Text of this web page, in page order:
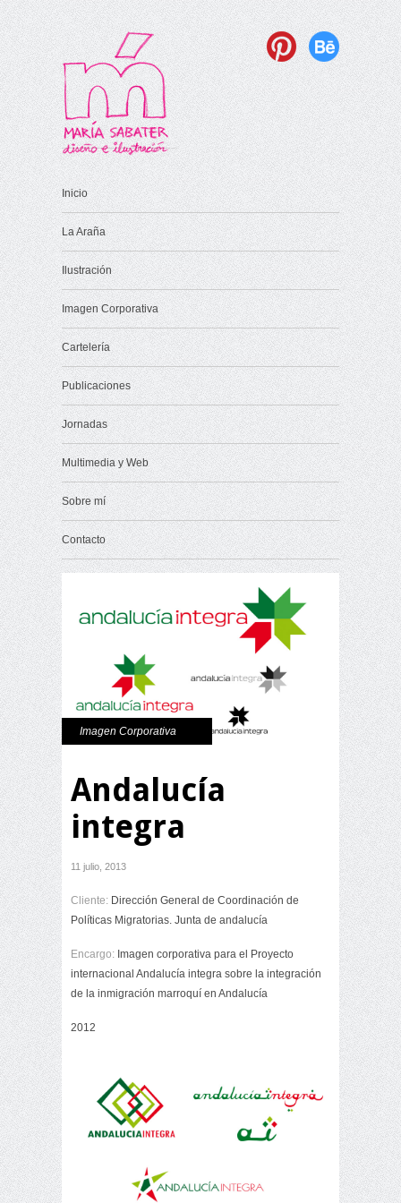
Inicio
La Araña
Ilustración
Imagen Corporativa
Cartelería
Publicaciones
Jornadas
Multimedia y Web
Sobre mí
Contacto
Imagen Corporativa
Andalucía
integra
11 julio, 2013
Cliente: Dirección General de Coordinación de
Políticas Migratorias. Junta de andalucía
Encargo: Imagen corporativa para el Proyecto
internacional Andalucía integra sobre la integración
de la inmigración marroquí en Andalucía
2012